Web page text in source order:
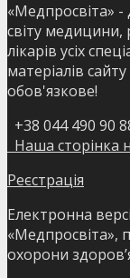
«Медпросвіта» -
світу медицини,
лікарів усіх
матеріалів
обов'язкове!
+38 044 490 90
Наша сторінка
Реєстрація
Електронна
«Медпросвіта»,
охорони